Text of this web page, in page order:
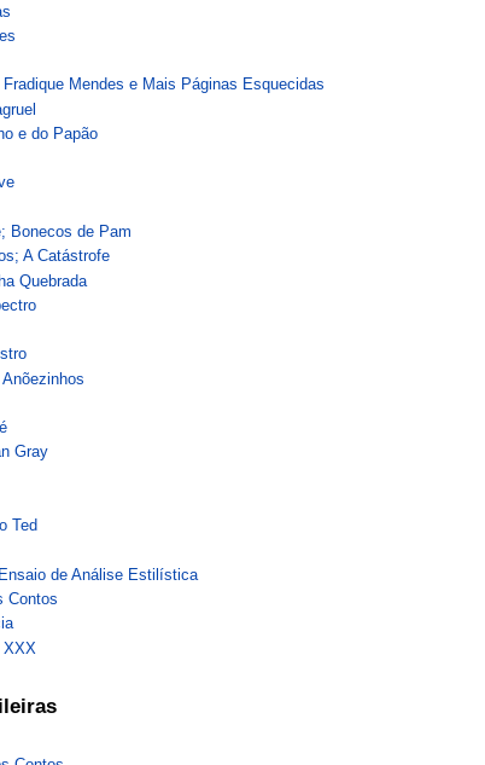
Mendes e Mais Páginas Esquecidas
e do Papão
Bonecos de Pam
A Catástrofe
Quebrada
Gray
Ted
de Análise Estilística
Contos
XXX